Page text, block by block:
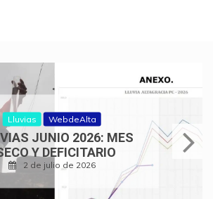
Lluvias WebdeAlta
JUNIO 2026: MES
Y DEFICITARIO
2 de julio de 2026